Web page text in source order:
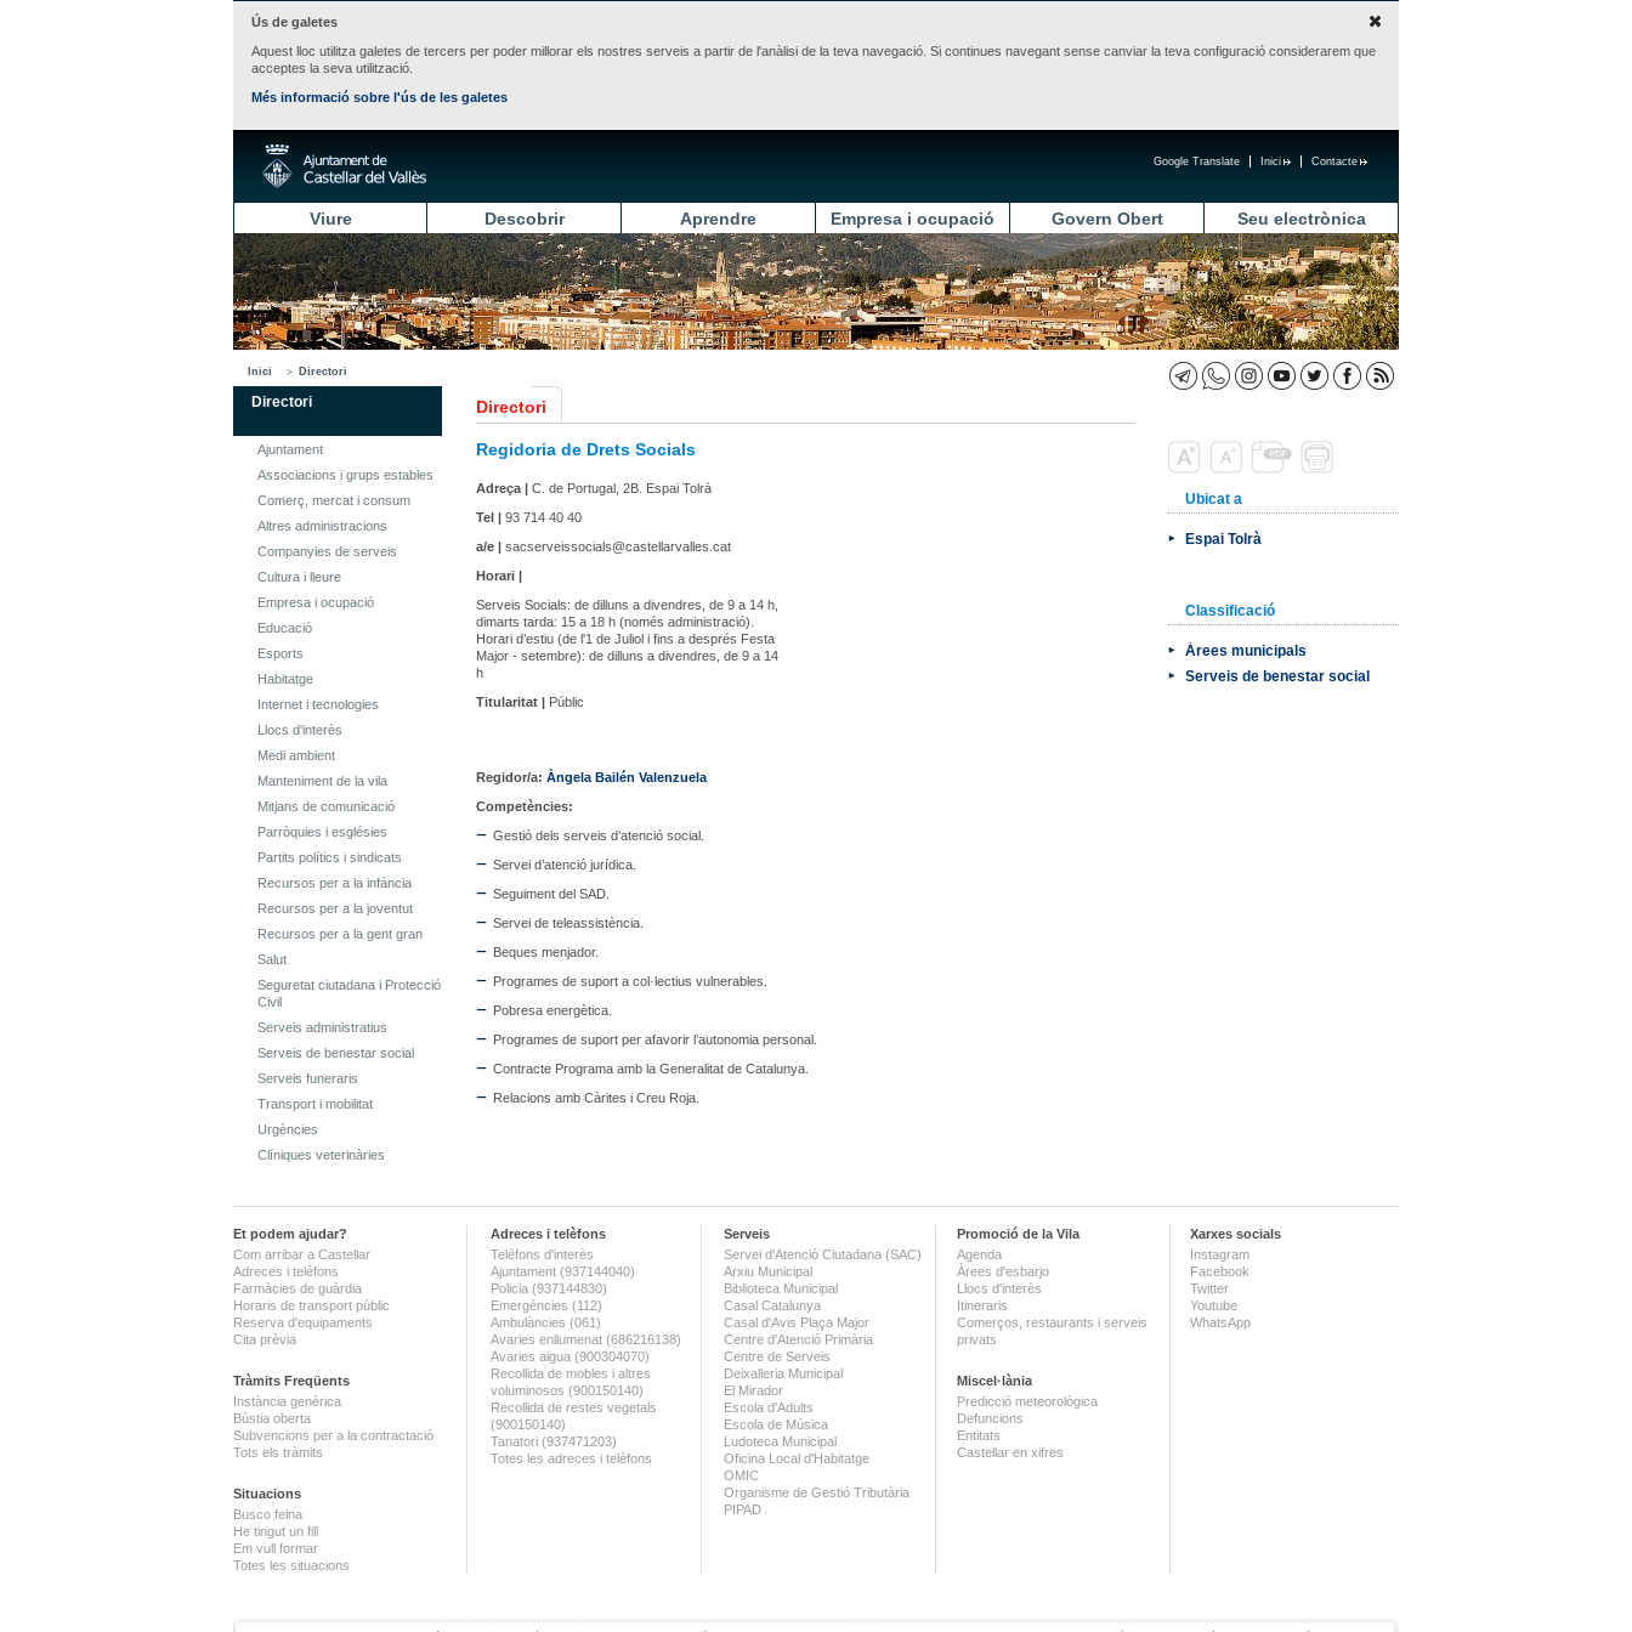
Ús de galetes
Aquest lloc utilitza galetes de tercers per poder millorar els nostres serveis a partir de l'anàlisi de la teva navegació. Si continues navegant sense canviar la teva configuració considerarem que
acceptes la seva utilització.
Més informació sobre l'ús de les galetes
Contacte
Inici
Google Translate
Viure Descobrir Aprendre Empresa i ocupació Govern Obert Seu electrònica
Inici Directori
Directori
Ajuntament
Associacions i grups estables
Comerç, mercat i consum
Altres administracions
Companyies de serveis
Cultura i lleure
Empresa i ocupació
Educació
Esports
Habitatge
Internet i tecnologies
Llocs d'interès
Medi ambient
Manteniment de la vila
Mitjans de comunicació
Parròquies i esglésies
Partits polítics i sindicats
Recursos per a la infància
Recursos per a la joventut
Recursos per a la gent gran
Salut
Seguretat ciutadana i Protecció
Civil
Serveis administratius
Serveis de benestar social
Serveis funeraris
Transport i mobilitat
Urgències
Clíniques veterinàries
Directori
Regidoria de Drets Socials
Adreça | C. de Portugal, 2B. Espai Tolrà
Tel | 93 714 40 40
a/e | sacserveissocials@castellarvalles.cat
Horari |
Serveis Socials: de dilluns a divendres, de 9 a 14 h,
dimarts tarda: 15 a 18 h (només administració).
Horari d’estiu (de l'1 de Juliol i fins a després Festa
Major - setembre): de dilluns a divendres, de 9 a 14
h
Titularitat | Públic
Regidor/a: Àngela Bailén Valenzuela
Competències:
Gestió dels serveis d’atenció social.
Servei d’atenció jurídica.
Seguiment del SAD.
Servei de teleassistència.
Beques menjador.
Programes de suport a col·lectius vulnerables.
Pobresa energètica.
Programes de suport per afavorir l’autonomia personal.
Contracte Programa amb la Generalitat de Catalunya.
Relacions amb Càrites i Creu Roja.
Ubicat a
Espai Tolrà
Classificació
Àrees municipals
Serveis de benestar social
Et podem ajudar?
Com arribar a Castellar
Adreces i telèfons
Farmàcies de guàrdia
Horaris de transport públic
Reserva d'equipaments
Cita prèvia
Tràmits Freqüents
Instància genèrica
Bústia oberta
Subvencions per a la contractació
Tots els tràmits
Situacions
Busco feina
He tingut un fill
Em vull formar
Totes les situacions
Adreces i telèfons
Telèfons d'interès
Ajuntament (937144040)
Policia (937144830)
Emergències (112)
Ambulàncies (061)
Avaries enllumenat (686216138)
Avaries aigua (900304070)
Recollida de mobles i altres
voluminosos (900150140)
Recollida de restes vegetals
(900150140)
Tanatori (937471203)
Totes les adreces i telèfons
Serveis
Servei d'Atenció Ciutadana (SAC)
Arxiu Municipal
Biblioteca Municipal
Casal Catalunya
Casal d'Avis Plaça Major
Centre d'Atenció Primària
Centre de Serveis
Deixalleria Municipal
El Mirador
Escola d'Adults
Escola de Música
Ludoteca Municipal
Oficina Local d'Habitatge
OMIC
Organisme de Gestió Tributària
PIPAD
Promoció de la Vila
Agenda
Àrees d'esbarjo
Llocs d'interès
Itineraris
Comerços, restaurants i serveis
privats
Miscel·lània
Predicció meteorològica
Defuncions
Entitats
Castellar en xifres
Xarxes socials
Instagram
Facebook
Twitter
Youtube
WhatsApp